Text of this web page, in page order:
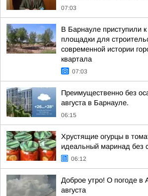
07:03
В Барнауле приступили к
площадки для
современной истории
квартала
07:03
Преимущественно без
августа в Барнауле.
06:15
Хрустящие огурцы в
идеальный маринад без
06:12
Доброе утро! О погоде в
августа